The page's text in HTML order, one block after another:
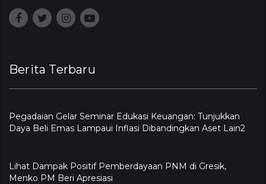
Berita Terbaru
Pegadaian Gelar Seminar Edukasi Keuangan: Tunjukkan
Daya Beli Emas Lampaui Inflasi Dibandingkan Aset Lain2
Lihat Dampak Positif Pemberdayaan PNM di Gresik,
Menko PM Beri Apresiasi